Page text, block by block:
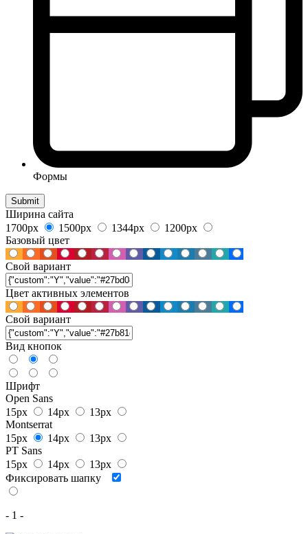
Формы
Ширина сайта
1700px
1500px 1344px
1200px
Базовый цвет
Свой вариант
Цвет активных элементов
Свой вариант
Вид кнопок
Шрифт
Open Sans
15px
14px
13px
Montserrat
15px
14px
13px
PT Sans
15px
14px
13px
Фиксировать шапку
- 1 -